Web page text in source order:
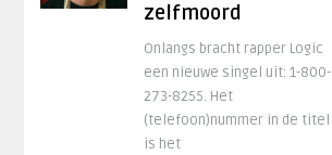
zelfmoord
Onlangs bracht rapper Logic
een nieuwe singel uit: 1-800-
273-8255. Het
(telefoon)nummer in de titel
is het